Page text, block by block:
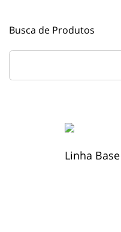
Busca de Produtos
Linha